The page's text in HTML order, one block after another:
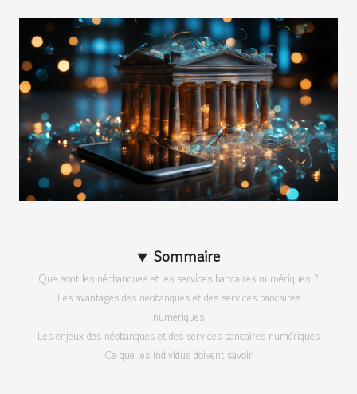
Sommaire
Que sont les néobanques et les services bancaires numériques ?
Les avantages des néobanques et des services bancaires
numériques
Les enjeux des néobanques et des services bancaires numériques
Ce que les individus doivent savoir